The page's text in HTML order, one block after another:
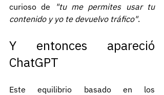
curioso de
"tu me permites usar tu
contenido y yo te devuelvo tráfico".
Y entonces apareció
ChatGPT
Este equilibrio basado en los